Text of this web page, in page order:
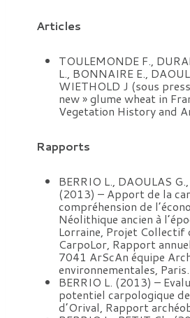
Articles
TOULEMONDE F.,
L., BONNAIRE E.,
WIETHOLD J (sous
new » glume wheat in
Vegetation History and
Rapports
BERRIO L., DAOULAS
(2013) – Apport de la
compréhension de
Néolithique ancien à
Lorraine, Projet Collectif
CarpoLor, Rapport
7041 ArScAn équipe
environnementales, Paris.
BERRIO L. (2013) –
potentiel carpologique
d’Orival, Rapport